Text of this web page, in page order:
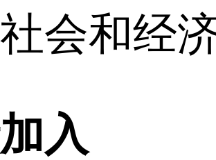
会和经
入